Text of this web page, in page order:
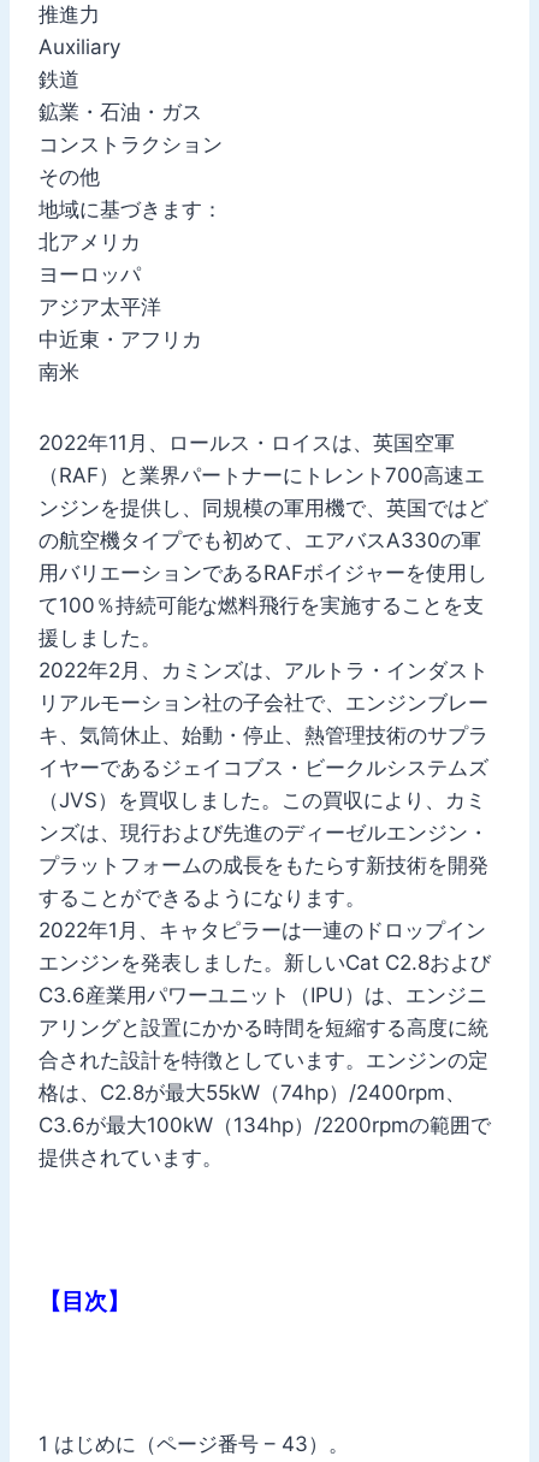
推進力
Auxiliary
鉄道
鉱業・石油・ガス
コンストラクション
その他
地域に基づきます：
北アメリカ
ヨーロッパ
アジア太平洋
中近東・アフリカ
南米
2022年11月、ロールス・ロイスは、英国空軍
（RAF）と業界パートナーにトレント700高速エ
ンジンを提供し、同規模の軍用機で、英国ではど
の航空機タイプでも初めて、エアバスA330の軍
用バリエーションであるRAFボイジャーを使用し
て100％持続可能な燃料飛行を実施することを支
援しました。
2022年2月、カミンズは、アルトラ・インダスト
リアルモーション社の子会社で、エンジンブレー
キ、気筒休止、始動・停止、熱管理技術のサプラ
イヤーであるジェイコブス・ビークルシステムズ
（JVS）を買収しました。この買収により、カミ
ンズは、現行および先進のディーゼルエンジン・
プラットフォームの成長をもたらす新技術を開発
することができるようになります。
2022年1月、キャタピラーは一連のドロップイン
エンジンを発表しました。新しいCat C2.8および
C3.6産業用パワーユニット（IPU）は、エンジニ
アリングと設置にかかる時間を短縮する高度に統
合された設計を特徴としています。エンジンの定
格は、C2.8が最大55kW（74hp）/2400rpm、
C3.6が最大100kW（134hp）/2200rpmの範囲で
提供されています。
【目次】
1 はじめに（ページ番号 – 43）。